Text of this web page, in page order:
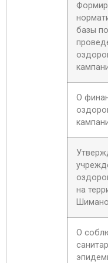
базы
О
на
О